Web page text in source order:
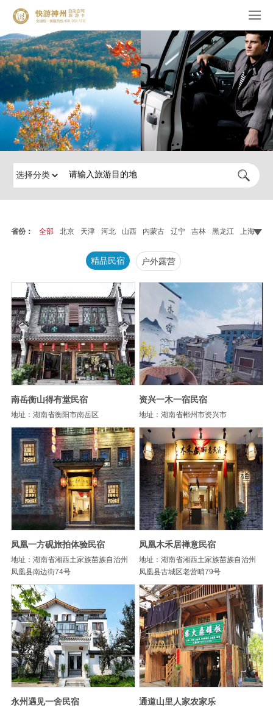
省份： 全部 北京 天津 河北 山西 内蒙古 辽宁 吉林 黑龙江 上海 江
精品民宿 户外露营
南岳衡山得有堂民宿
地址：湖南省衡阳市南岳区
资兴一木一宿民宿
地址：湖南省郴州市资兴市
凤凰一方砚旅拍体验民宿
地址：湖南省湘西土家族苗族自治州
凤凰县南边街74号
凤凰木禾居禅意民宿
地址：湖南省湘西土家族苗族自治州
凤凰县古城区老营哨79号
永州遇见一舍民宿 通道山里人家农家乐